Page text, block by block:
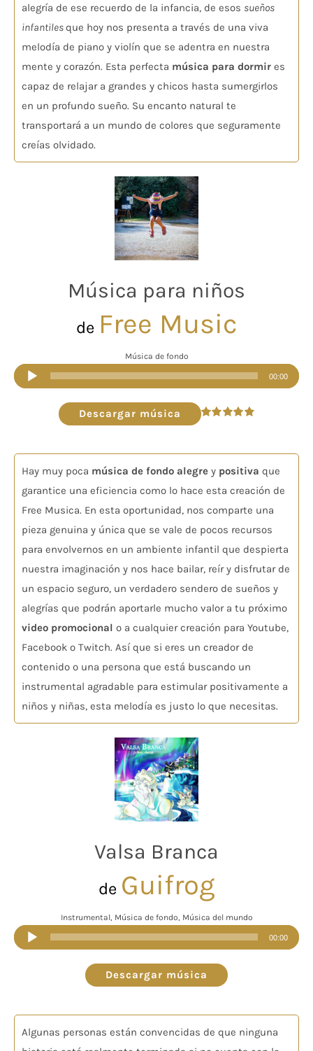
alegría de ese recuerdo de la infancia, de esos sueños
infantilesque hoy nos presenta a través de una viva
melodía de piano y violín que se adentra en nuestra
mente y corazón. Esta perfecta música para dormir es
capaz de relajar a grandes y chicos hasta sumergirlos
en un profundo sueño. Su encanto natural te
transportará a un mundo de colores que seguramente
creías olvidado.
Música para niños
de Free Music
Música de fondo
Reproductor
de
audio
00:00
Descargar música
Hay muy poca música de fondo alegre y positiva que
garantice una eficiencia como lo hace esta creación de
Free Musica. En esta oportunidad, nos comparte una
pieza genuina y única que se vale de pocos recursos
para envolvernos en un ambiente infantil que despierta
nuestra imaginación y nos hace bailar, reír y disfrutar de
un espacio seguro, un verdadero sendero de sueños y
alegrías que podrán aportarle mucho valor a tu próximo
video promocional o a cualquier creación para Youtube,
Facebook o Twitch. Así que si eres un creador de
contenido o una persona que está buscando un
instrumental agradable para estimular positivamente a
niños y niñas, esta melodía es justo lo que necesitas.
Valsa Branca
de Guifrog
Instrumental, Música de fondo, Música del mundo
Reproductor
de
audio
00:00
Descargar música
Algunas personas están convencidas de que ninguna